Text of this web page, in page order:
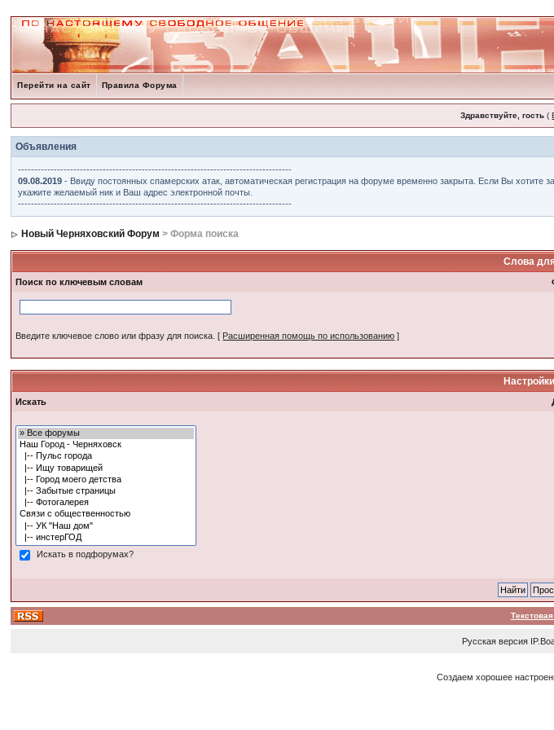
Перейти на сайт Правила Форума
Здравствуйте, гость (
Объявления
------------------------------------------------------------------------------------
09.08.2019 - Ввиду постоянных спамерских атак, автоматическая регистрация на форуме временно закрыта. Если Вы хотите
укажите желаемый ник и Ваш адрес электронной почты.
------------------------------------------------------------------------------------
Новый Черняховский Форум > Форма поиска
Слова
Поиск по ключевым словам
Введите ключевое слово или фразу для поиска. [ Расширенная помощь по использованию ]
Искать
Искать в подфорумах?
Русская версия
Создаем хорошее